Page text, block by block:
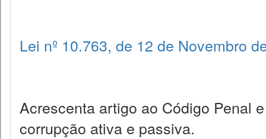
Lei nº 10.763, de 12 de Novembro
Acrescenta artigo ao Código Penal
corrupção ativa e passiva.